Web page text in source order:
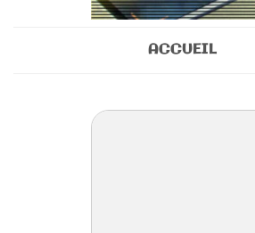
ACCUEIL